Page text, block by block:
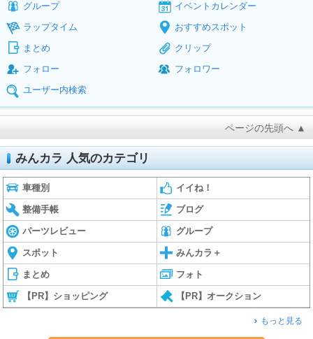
グループ
イベントカレンダー
ラップタイム
おすすめスポット
まとめ
クリップ
フォロー
フォロワー
ユーザー内検索
ページの先頭へ ▲
みんカラ 人気のカテゴリ
車種別 イイね！
整備手帳 ブログ
パーツレビュー グループ
スポット みんカラ＋
まとめ フォト
【PR】ショッピング 【PR】オークション
もっと見る